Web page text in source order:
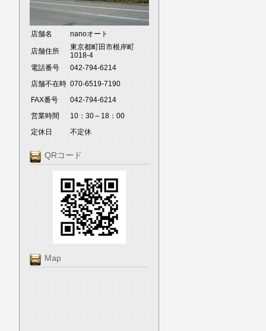
店舗名 nanoオート
店舗住所
東京都町田市根岸町
1018-4
電話番号
042-794-6214
店舗不在時 070-6519-7190
FAX番号
042-794-6214
営業時間
10：30～18：00
定休日
不定休
QRコード
Map